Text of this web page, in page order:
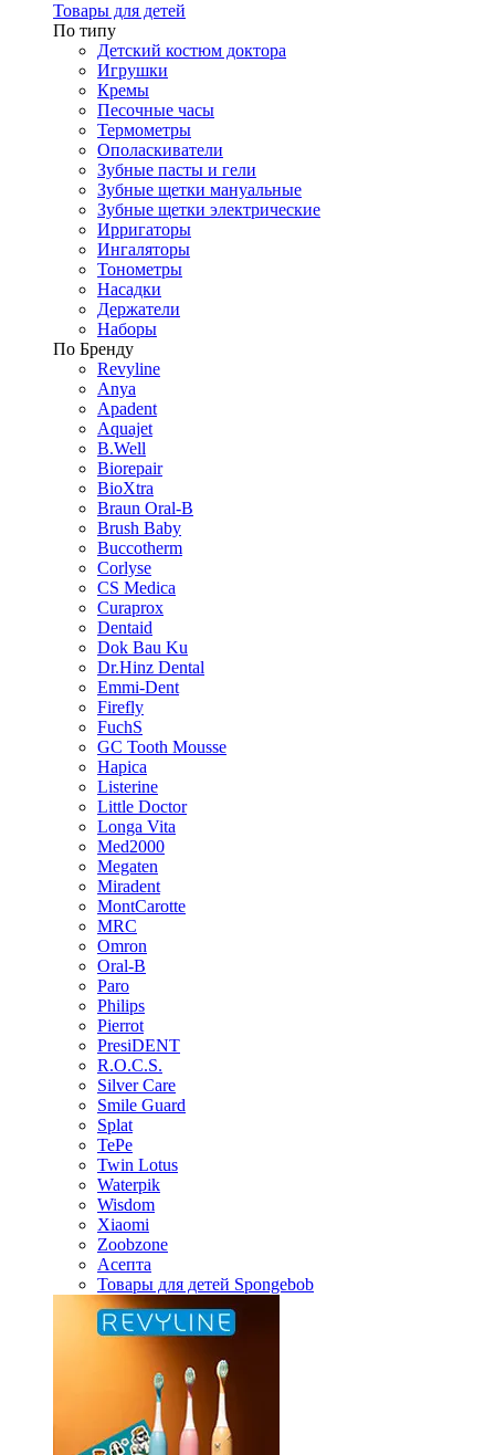
Товары для детей
По типу
Детский костюм доктора
Игрушки
Кремы
Песочные часы
Термометры
Ополаскиватели
Зубные пасты и гели
Зубные щетки мануальные
Зубные щетки электрические
Ирригаторы
Ингаляторы
Тонометры
Насадки
Держатели
Наборы
По Бренду
Revyline
Anya
Apadent
Aquajet
B.Well
Biorepair
BioXtra
Braun Oral-B
Brush Baby
Buccotherm
Corlyse
CS Medica
Curaprox
Dentaid
Dok Bau Ku
Dr.Hinz Dental
Emmi-Dent
Firefly
FuchS
GC Tooth Mousse
Hapica
Listerine
Little Doctor
Longa Vita
Med2000
Megaten
Miradent
MontCarotte
MRC
Omron
Oral-B
Paro
Philips
Pierrot
PresiDENT
R.O.C.S.
Silver Care
Smile Guard
Splat
TePe
Twin Lotus
Waterpik
Wisdom
Xiaomi
Zoobzone
Асепта
Товары для детей Spongebob